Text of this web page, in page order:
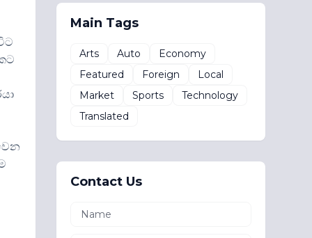
Main Tags
Arts Auto
Economy
Featured
Foreign
Local
Market
Sports
Technology
Translated
Contact Us